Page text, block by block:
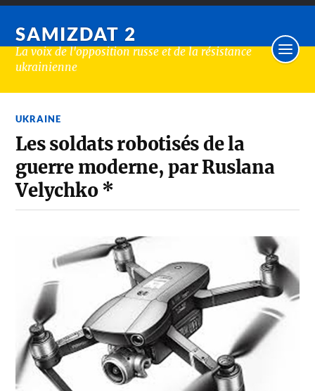
SAMIZDAT 2
La voix de l'opposition russe et de la résistance
ukrainienne
UKRAINE
Les soldats robotisés de la
guerre moderne, par Ruslana
Velychko *